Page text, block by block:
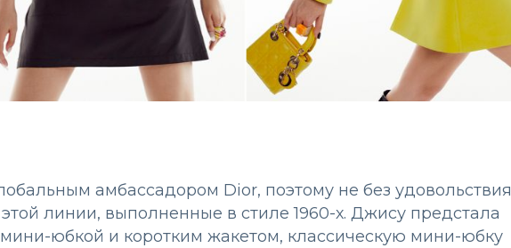
амбассадором Dior, поэтому не без удовольствия
линии, выполненные в стиле 1960-х. Джису предстала
юбкой и коротким жакетом, классическую мини-юбку